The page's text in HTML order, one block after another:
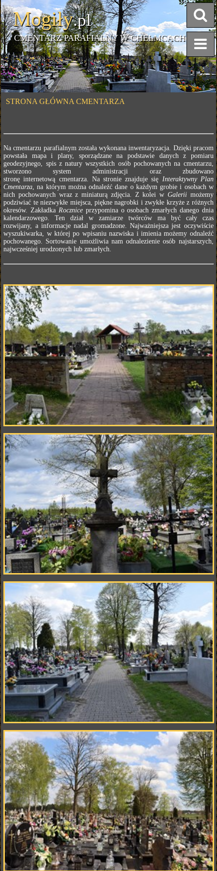
Mogiły.pl
CMENTARZ PARAFIALNY W CHEŁMCACH
STRONA GŁÓWNA CMENTARZA
Na cmentarzu parafialnym została wykonana inwentaryzacja. Dzięki pracom
powstała mapa i plany, sporządzane na podstawie danych z pomiaru
geodezyjnego, spis z natury wszystkich osób pochowanych na cmentarzu,
stworzono system administracji oraz zbudowano
stronę internetową cmentarza. Na stronie znajduje się Interaktywny Plan
Cmentarza, na którym można odnaleźć dane o każdym grobie i osobach w
nich pochowanych wraz z miniaturą zdjęcia. Z kolei w Galerii możemy
podziwiać te niezwykłe miejsca, piękne nagrobki i zwykłe krzyże z różnych
okresów. Zakładka Roczniceprzypomina o osobach zmarłych danego dnia
kalendarzowego. Ten dział w zamiarze twórców ma być cały czas
rozwijany, a informacje nadal gromadzone. Najważniejsza jest oczywiście
wyszukiwarka, w której po wpisaniu nazwiska i imienia możemy odnaleźć
pochowanego. Sortowanie umożliwia nam odnalezienie osób najstarszych,
najwcześniej urodzonych lub zmarłych.